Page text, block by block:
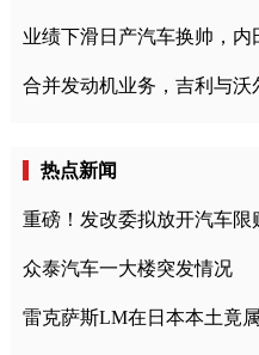
业绩下滑日产汽车换帅，内
合并发动机业务，吉利与
热点新闻
重磅！发改委拟放开汽车
众泰汽车一大楼突发情况
雷克萨斯LM在日本本土竟